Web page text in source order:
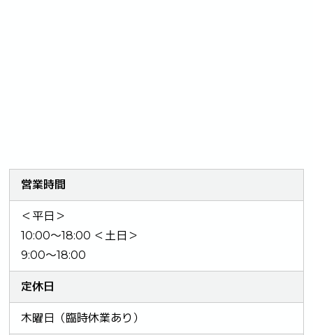
営業時間
＜平日＞
10:00～18:00 ＜土日＞
9:00～18:00
定休日
木曜日（臨時休業あり）